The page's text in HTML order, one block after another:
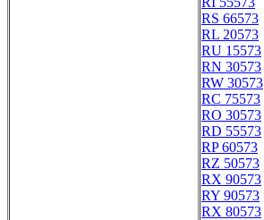
RS 66573
RL 20573
RU 15573
RN 30573
RW 30573
RC 75573
RO 30573
RD 55573
RP 60573
RZ 50573
RX 90573
RY 90573
RX 80573